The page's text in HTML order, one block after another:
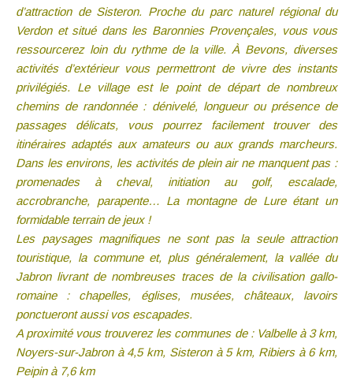
d’attraction de Sisteron. Proche du parc naturel régional du
Verdon et situé dans les Baronnies Provençales, vous vous
ressourcerez loin du rythme de la ville. À Bevons, diverses
activités d’extérieur vous permettront de vivre des instants
privilégiés. Le village est le point de départ de nombreux
chemins de randonnée : dénivelé, longueur ou présence de
passages délicats, vous pourrez facilement trouver des
itinéraires adaptés aux amateurs ou aux grands marcheurs.
Dans les environs, les activités de plein air ne manquent pas :
promenades à cheval, initiation au golf, escalade,
accrobranche, parapente… La montagne de Lure étant un
formidable terrain de jeux !
Les paysages magnifiques ne sont pas la seule attraction
touristique, la commune et, plus généralement, la vallée du
Jabron livrant de nombreuses traces de la civilisation gallo-
romaine : chapelles, églises, musées, châteaux, lavoirs
ponctueront aussi vos escapades.
A proximité vous trouverez les communes de : Valbelle à 3 km,
Noyers-sur-Jabron à 4,5 km, Sisteron à 5 km, Ribiers à 6 km,
Peipin à 7,6 km